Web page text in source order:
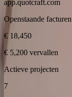
app.quotcraft.com
Openstaande facturen
€ 18,450
€ 5,200 vervallen
Actieve projecten
7